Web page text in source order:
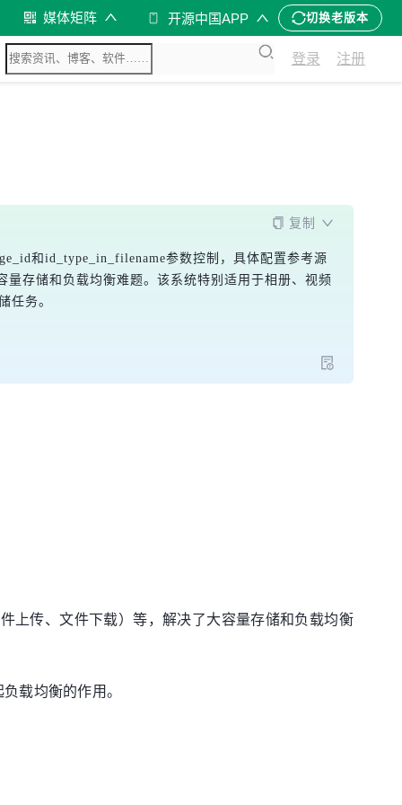
媒体矩阵 开源中国APP 切换老版本
登录 注册
复制
和id_type_in_filename参数控制，具体配置参考源
存储和负载均衡难题。该系统特别适用于相册、视频
任务。
上传、文件下载）等，解决了大容量存储和负载均衡
载均衡的作用。